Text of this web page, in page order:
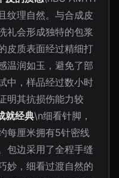
纹理自然。与合成皮
礼会形成独特的包浆
皮质表面经过精细打
温润如玉，避免了部
中，样品经过数小时
明其抗损伤能力较
就经典\n细看针脚，
每厘米拥有5针密线
包边采用了全程手缝
妙，细看过渡自然的